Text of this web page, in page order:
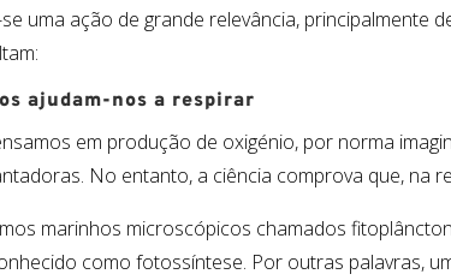
uma ação de grande relevância, principalmente
:
ajudam-nos a respirar
em produção de oxigénio, por norma
No entanto, a ciência comprova que, na
marinhos microscópicos chamados
como fotossíntese. Por outras palavras,